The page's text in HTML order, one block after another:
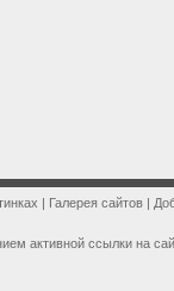
| Галерея сайтов |
активной ссылки на